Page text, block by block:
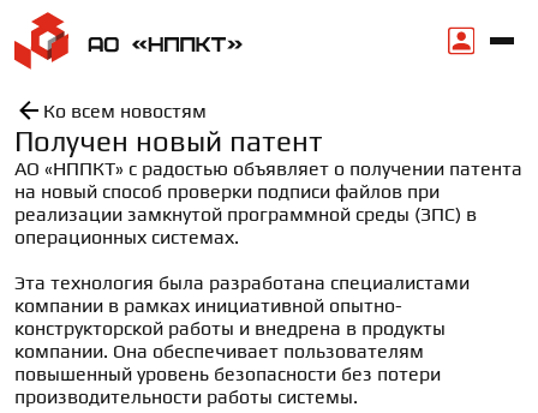
Ко всем новостям
Получен новый патент
АО «НППКТ» с радостью объявляет о получении патента
на новый способ проверки подписи файлов при
реализации замкнутой программной среды (ЗПС) в
операционных системах.
Эта технология была разработана специалистами
компании в рамках инициативной опытно-
конструкторской работы и внедрена в продукты
компании. Она обеспечивает пользователям
повышенный уровень безопасности без потери
производительности работы системы.